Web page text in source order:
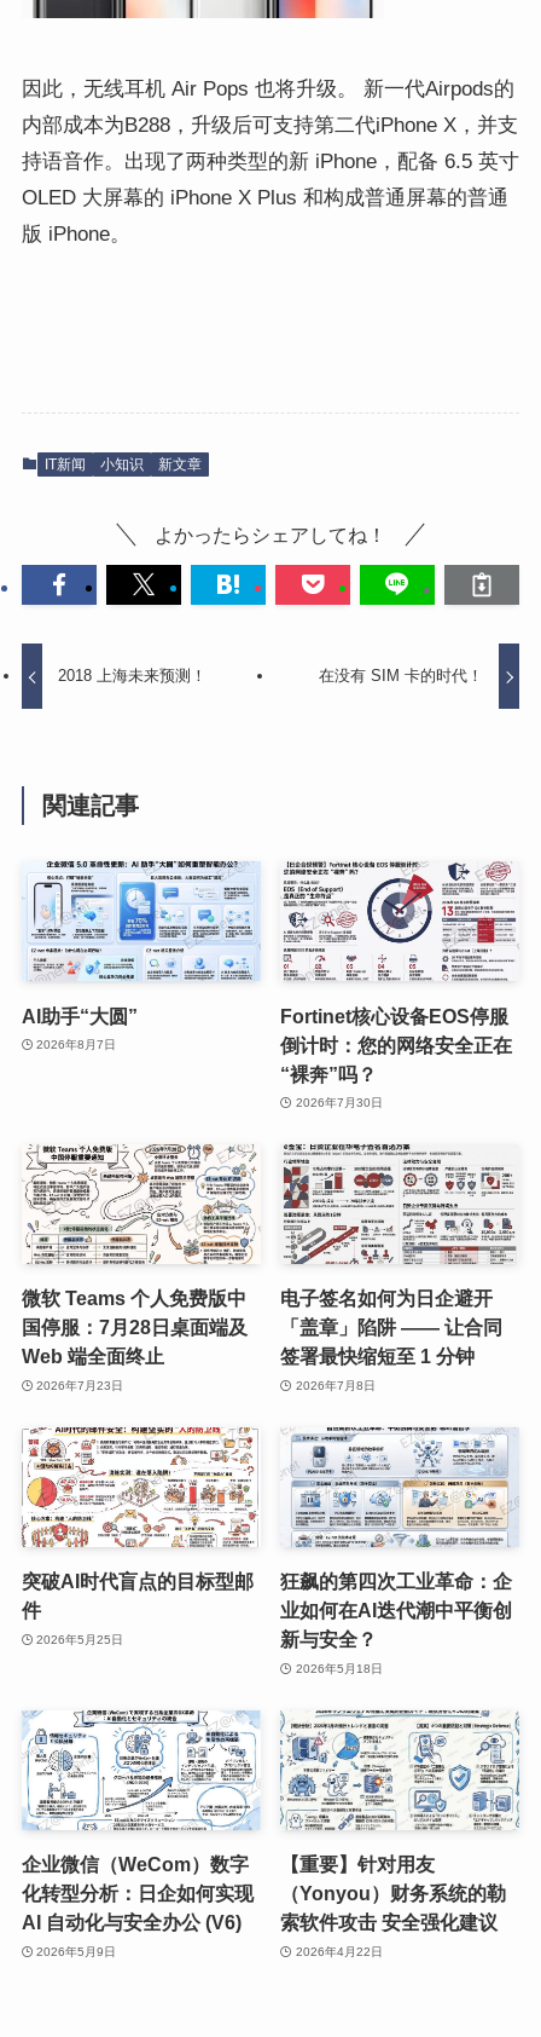
因此， 无线耳机 Air Pops 也将升级。 新一代Airpods的
内部成本为B288，升级后可支持第二代iPhone X，并支
持语音作。 出现了两种类型的新 iPhone，配备 6.5 英寸
OLED 大屏幕的 iPhone X Plus 和构成普通屏幕的普通
版 iPhone。
IT新闻 小知识 新文章
よかったらシェアしてね！
2018 上海未来预测！ 在没有 SIM 卡的时代！
関連記事
AI助手“大圆”
2026年8月7日
Fortinet核心设备EOS停服
倒计时：您的网络安全正在
“裸奔”吗？
2026年7月30日
微软 Teams 个人免费版中
国停服：7月28日桌面端及
Web 端全面终止
2026年7月23日
电子签名如何为日企避开
「盖章」陷阱 —— 让合同
签署最快缩短至 1 分钟
2026年7月8日
突破AI时代盲点的目标型邮
件
2026年5月25日
狂飙的第四次工业革命：企
业如何在AI迭代潮中平衡创
新与安全？
2026年5月18日
企业微信（WeCom）数字
化转型分析：日企如何实现
AI 自动化与安全办公 (V6)
2026年5月9日
【重要】针对用友
（Yonyou）财务系统的勒
索软件攻击 安全强化建议
2026年4月22日